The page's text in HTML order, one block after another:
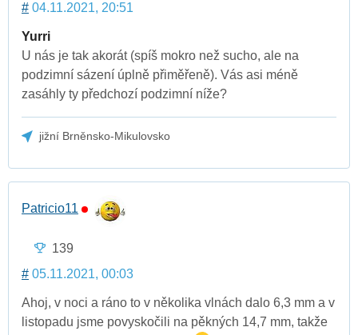
# 04.11.2021, 20:51
Yurri
U nás je tak akorát (spíš mokro než sucho, ale na
podzimní sázení úplně přiměřeně). Vás asi méně
zasáhly ty předchozí podzimní níže?
jižní Brněnsko-Mikulovsko
Patricio11
139
# 05.11.2021, 00:03
Ahoj, v noci a ráno to v několika vlnách dalo 6,3 mm a v
listopadu jsme povyskočili na pěkných 14,7 mm, takže